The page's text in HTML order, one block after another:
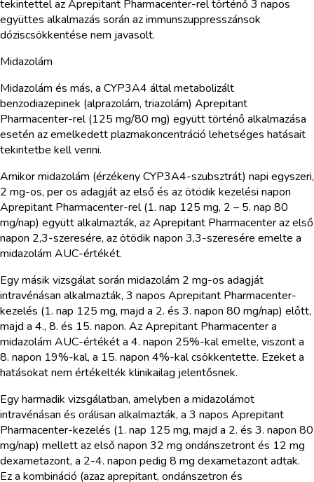
tekintettel az Aprepitant Pharmacenter-rel történő 3 napos
együttes alkalmazás során az immunszuppresszánsok
dóziscsökkentése nem javasolt.
Midazolám
Midazolám és más, a CYP3A4 által metabolizált
benzodiazepinek (alprazolám, triazolám) Aprepitant
Pharmacenter-rel (125 mg/80 mg) együtt történő alkalmazása
esetén az emelkedett plazmakoncentráció lehetséges hatásait
tekintetbe kell venni.
Amikor midazolám (érzékeny CYP3A4-szubsztrát) napi egyszeri,
2 mg-os, per os adagját az első és az ötödik kezelési napon
Aprepitant Pharmacenter-rel (1. nap 125 mg, 2 – 5. nap 80
mg/nap) együtt alkalmazták, az Aprepitant Pharmacenter az első
napon 2,3-szeresére, az ötödik napon 3,3-szeresére emelte a
midazolám AUC-értékét.
Egy másik vizsgálat során midazolám 2 mg-os adagját
intravénásan alkalmazták, 3 napos Aprepitant Pharmacenter-
kezelés (1. nap 125 mg, majd a 2. és 3. napon 80 mg/nap) előtt,
majd a 4., 8. és 15. napon. Az Aprepitant Pharmacenter a
midazolám AUC-értékét a 4. napon 25%-kal emelte, viszont a
8. napon 19%-kal, a 15. napon 4%-kal csökkentette. Ezeket a
hatásokat nem értékelték klinikailag jelentősnek.
Egy harmadik vizsgálatban, amelyben a midazolámot
intravénásan és orálisan alkalmazták, a 3 napos Aprepitant
Pharmacenter-kezelés (1. nap 125 mg, majd a 2. és 3. napon 80
mg/nap) mellett az első napon 32 mg ondánszetront és 12 mg
dexametazont, a 2-4. napon pedig 8 mg dexametazont adtak.
Ez a kombináció (azaz aprepitant, ondánszetron és